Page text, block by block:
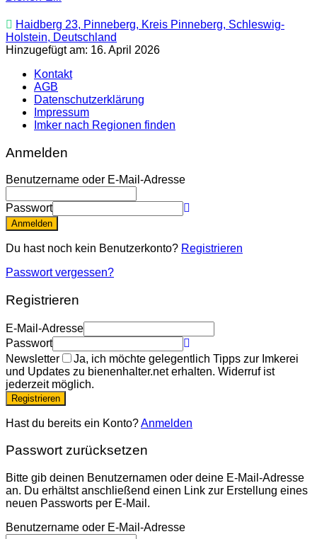
Haidberg 23, Pinneberg, Kreis Pinneberg, Schleswig-
Holstein, Deutschland
Hinzugefügt am: 16. April 2026
Kontakt
AGB
Datenschutzerklärung
Impressum
Imker nach Regionen finden
Anmelden
Benutzername oder E-Mail-Adresse
Passwort
Anmelden
Du hast noch kein Benutzerkonto? Registrieren
Passwort vergessen?
Registrieren
E-Mail-Adresse
Passwort
Newsletter
Ja, ich möchte gelegentlich Tipps zur Imkerei
und Updates zu bienenhalter.net erhalten. Widerruf ist
jederzeit möglich.
Registrieren
Hast du bereits ein Konto?Anmelden
Passwort zurücksetzen
Bitte gib deinen Benutzernamen oder deine E-Mail-Adresse
an. Du erhältst anschließend einen Link zur Erstellung eines
neuen Passworts per E-Mail.
Benutzername oder E-Mail-Adresse